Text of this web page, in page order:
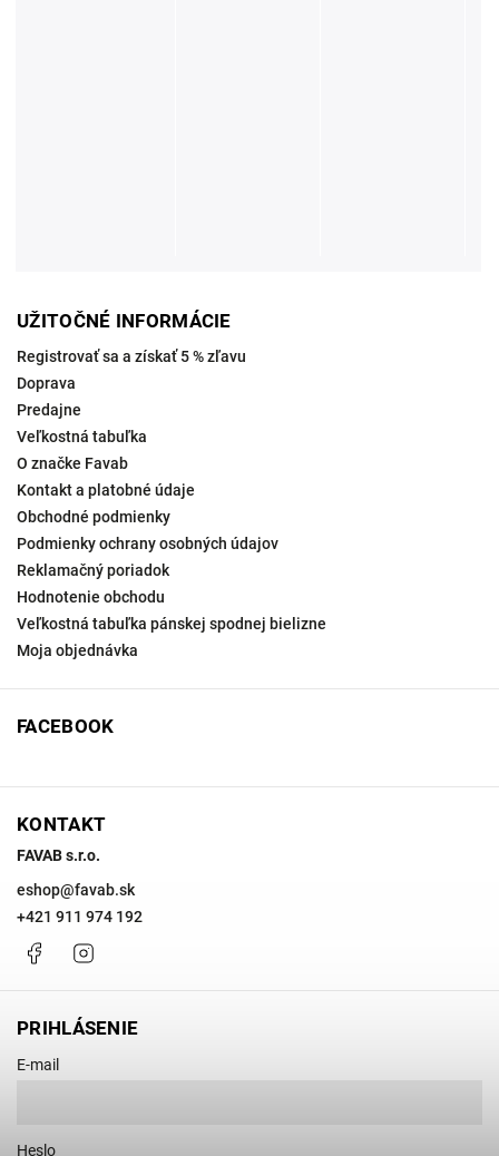
UŽITOČNÉ INFORMÁCIE
Registrovať sa a získať 5 % zľavu
Doprava
Predajne
Veľkostná tabuľka
O značke Favab
Kontakt a platobné údaje
Obchodné podmienky
Podmienky ochrany osobných údajov
Reklamačný poriadok
Hodnotenie obchodu
Veľkostná tabuľka pánskej spodnej bielizne
Moja objednávka
FACEBOOK
KONTAKT
FAVAB s.r.o.
eshop@favab.sk
+421 911 974 192
Facebook
PRIHLÁSENIE
E-mail
Heslo